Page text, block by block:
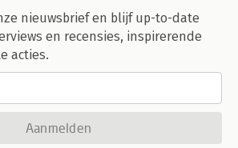
nieuwsbrief en blijf up-to-date
en recensies, inspirerende
acties.
Aanmelden